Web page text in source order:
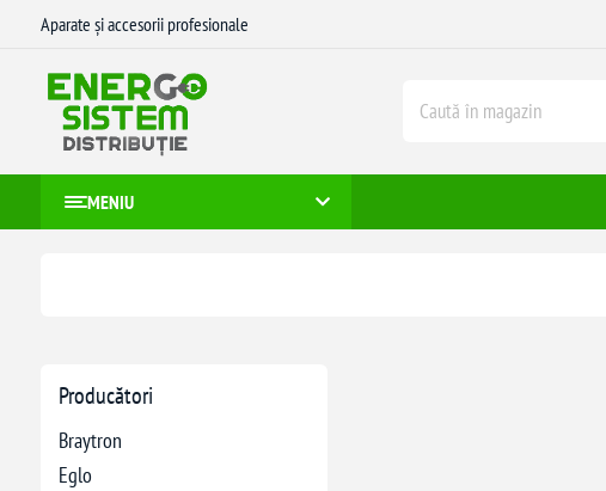
Aparate și accesorii profesionale
MENIU
Producători
Braytron
Eglo